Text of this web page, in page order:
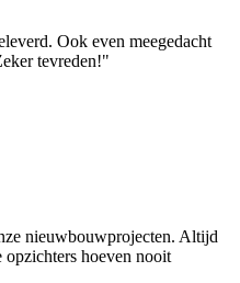
Ook even meegedacht
tevreden!"
nieuwbouwprojecten. Altijd
hoeven nooit